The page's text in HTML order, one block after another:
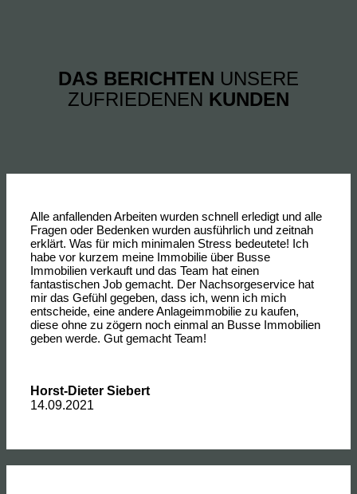
DAS BERICHTEN UNSERE
ZUFRIEDENEN KUNDEN
Alle anfallenden Arbeiten wurden schnell erledigt und alle
Fragen oder Bedenken wurden ausführlich und zeitnah
erklärt. Was für mich minimalen Stress bedeutete! Ich
habe vor kurzem meine Immobilie über Busse
Immobilien verkauft und das Team hat einen
fantastischen Job gemacht. Der Nachsorgeservice hat
mir das Gefühl gegeben, dass ich, wenn ich mich
entscheide, eine andere Anlageimmobilie zu kaufen,
diese ohne zu zögern noch einmal an Busse Immobilien
geben werde. Gut gemacht Team!
Horst-Dieter Siebert
14.09.2021